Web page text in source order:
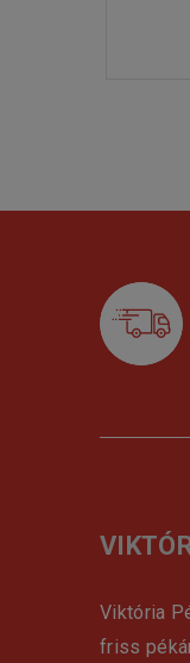
Viktória
friss